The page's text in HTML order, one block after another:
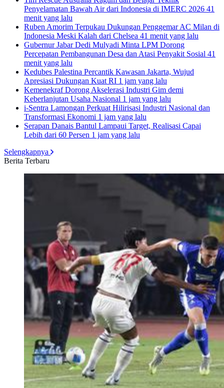
Penyelamatan Bawah Air dari Indonesia di IMERC 2026 41
menit yang lalu
Ruben Amorim Terpukau Dukungan Penggemar AC Milan di
Indonesia Meski Kalah dari Chelsea 41 menit yang lalu
Gubernur Jabar Dedi Mulyadi Minta LPM Dorong
Percepatan Pembangunan Desa dan Atasi Penyakit Sosial 41
menit yang lalu
Kedubes Palestina Percantik Kawasan Jakarta, Wujud
Apresiasi Dukungan Kuat RI 1 jam yang lalu
Kemenekraf Dorong Akselerasi Industri Gim demi
Keberlanjutan Usaha Nasional 1 jam yang lalu
i-Sentra Lamongan Perkuat Hilirisasi Industri Nasional dan
Transformasi Ekonomi 1 jam yang lalu
Serapan Danais Bantul Lampaui Target, Realisasi Capai
Lebih dari 60 Persen 1 jam yang lalu
Selengkapnya
Berita Terbaru